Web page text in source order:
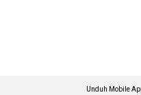
Unduh Mobile